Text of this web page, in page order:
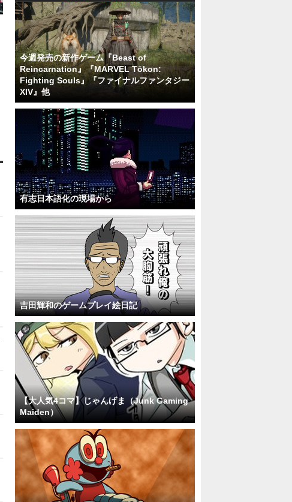
今週発売の新作ゲーム『Beast of
Reincarnation』『MARVEL Tōkon:
Fighting Souls』『ファイナルファンタジー
XIV』他
有志日本語化の現場から
吉田輝和のゲームプレイ絵日記
【大人気4コマ】じゃんげま（Junk Gaming
Maiden）